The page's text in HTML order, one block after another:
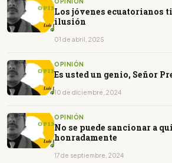
Los jóvenes ecuatorianos
ilusión
01 de abril, 2025
OPINIÓN
Es usted un genio, Señor
10 de diciembre, 2024
OPINIÓN
No se puede sancionar a
honradamente
17 de septiembre, 2024